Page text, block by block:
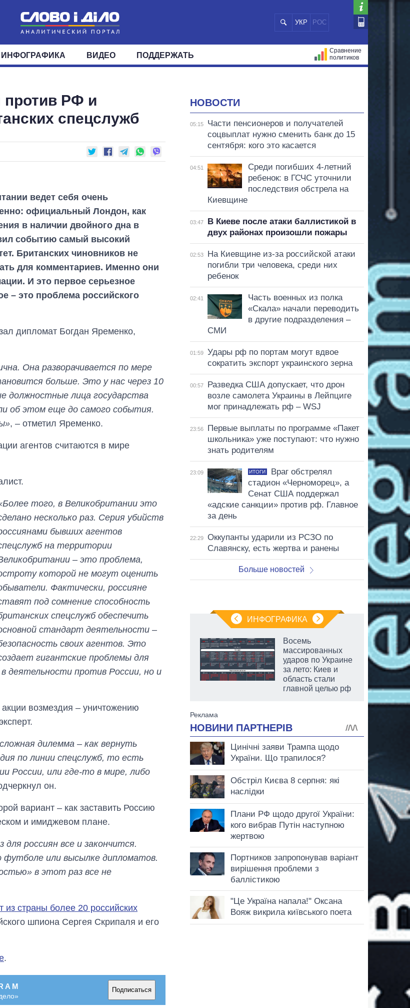
УКР РОС
ПОЛИТИКА ЭКОНОМИКА ОБЩЕСТВО
ДЕПУТАТЫ КОМИТЕТЫ ФРАКЦИИ
ИНФОГРАФИКА ВИДЕО ПОДДЕРЖАТЬ
Сравнение
политиков
РФ и
спецслужб
ведет себя очень
официальный Лондон, как
в наличии двойного дна в
событию самый высокий
Британских чиновников не
для комментариев. Именно они
И это первое серьезное
– это проблема российского
дипломат Богдан Яременко,
Она разворачивается по мере
больше. Это у нас через 10
должностные лица государства
об этом еще до самого события.
, – отметил Яременко.
агентов считаются в мире
того, в Великобритании это
несколько раз. Серия убийств
бывших агентов
на территории
– это проблема,
которой не могут оценить
Фактически, россияне
под сомнение способность
спецслужб обеспечить
стандарт деятельности –
своих агентов. Это
гигантские проблемы для
деятельности против России, но и
возмездия – уничтожению
дилемма – как вернуть
по линии спецслужб, то есть
России, или где-то в мире, либо
он.
вариант – как заставить Россию
и имиджевом плане.
россиян все и закончится.
или высылке дипломатов.
в этот раз все не
из страны более 20 российских
шпиона Сергея Скрипаля и его
.
Подписаться
НОВОСТИ
05:15
Части пенсионеров и получателей
соцвыплат нужно сменить банк до 15
сентября: кого это касается
04:51
Среди погибших 4-летний
ребенок: в ГСЧС уточнили
последствия обстрела на
Киевщине
03:47
В Киеве после атаки баллистикой в
двух районах произошли пожары
02:53
На Киевщине из-за российской атаки
погибли три человека, среди них
ребенок
02:41
Часть военных из полка
«Скала» начали переводить
в другие подразделения –
СМИ
01:59
Удары рф по портам могут вдвое
сократить экспорт украинского зерна
00:57
Разведка США допускает, что дрон
возле самолета Украины в Лейпциге
мог принадлежать рф – WSJ
23:56
Первые выплаты по программе «Пакет
школьника» уже поступают: что нужно
знать родителям
23:09 ИТОГИ
Враг обстрелял
стадион «Черноморец», а
Сенат США поддержал
«адские санкции» против рф. Главное
за день
22:29
Оккупанты ударили из РСЗО по
Славянску, есть жертва и ранены
Больше новостей
ИНФОГРАФИКА
От 1 месяца – до 5
занимал
должность
Восемь
массированных
ударов по Украине
за лето: Киев и
область стали
главной целью рф